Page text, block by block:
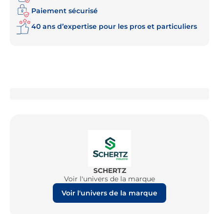
Paiement sécurisé
40 ans d’expertise pour les pros et particuliers
SCHERTZ
Voir l'univers de la marque
Voir l'univers de la marque